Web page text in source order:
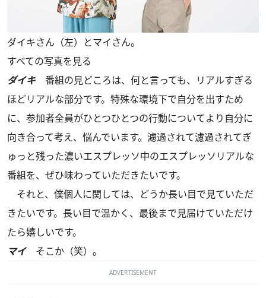
ダイキさん（左）とマイさん。
すべての写真を見る
ダイキ 番組の見どころは、何と言っても、リアルすぎる
ほどリアルな部分です。特殊な環境下で自分を出すため
に、参加者全員がひとつひとつの行動についてより自分に
向き合って考え、悩んでいます。濾過されて濾過されてぎ
ゅっと残った濃いエスプレッソ中のエスプレッソリアルな
番組を、ぜひ味わっていただきたいです。
それと、僕個人に関しては、どうか長い目で見ていただ
きたいです。長い目で温かく、最後まで見届けていただけ
たら嬉しいです。
マイそこか（笑）。
ADVERTISEMENT